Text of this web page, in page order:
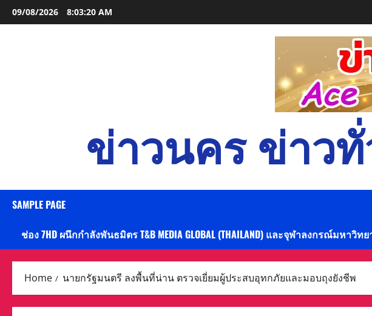
Skip
to
09/08/2026 8:03:21 AM
ข่าวนคร ข่าวทั่
SAMPLE PAGE
ช่อง 7HD ผนึกกำลังพันธมิตร T&B MEDIA GLOBAL (THAILAND) และจุฬาลงกรณ์มหาวิ
Home นายกรัฐมนตรี ลงพื้นที่น่าน ตรวจเยี่ยมผู้ประสบอุทกภัยและมอบถุงยังชีพ